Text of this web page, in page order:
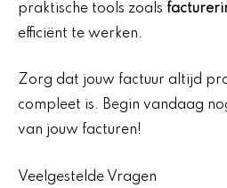
praktische tools zoals
efficiënt te werken.
Zorg dat jouw factuur altijd
compleet is. Begin vandaag
van jouw facturen!
Veelgestelde Vragen